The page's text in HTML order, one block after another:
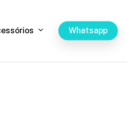
essórios Whatsapp